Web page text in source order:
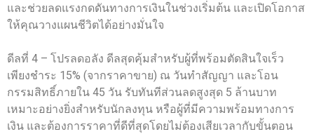
และช่วยลดแรงกดดันทางการเงินในช่วงเริ่มต้น และเปิดโอกาส
ให้คุณวางแผนชีวิตได้อย่างมั่นใจ
ดีลที่ 4 – โปรลดอลัง ดีลสุดคุ้มสำหรับผู้ที่พร้อมตัดสินใจเร็ว
เพียงชำระ 15% (จากราคาขาย) ณ วันทำสัญญา และโอน
กรรมสิทธิ์ภายใน 45 วัน รับทันทีส่วนลดสูงสุด 5 ล้านบาท
เหมาะอย่างยิ่งสำหรับนักลงทุน หรือผู้ที่มีความพร้อมทางการ
เงิน และต้องการราคาที่ดีที่สุดโดยไม่ต้องเสียเวลากับขั้นตอน